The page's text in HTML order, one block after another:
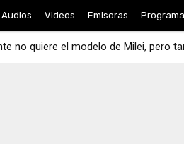
Audios Videos Emisoras
no quiere el modelo de Milei, pero